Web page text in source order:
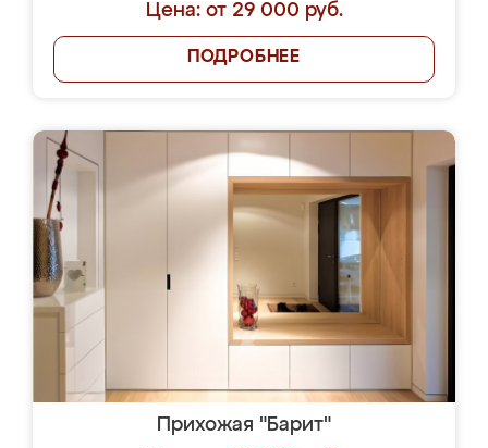
Цена: от 29 000 руб.
ПОДРОБНЕЕ
Прихожая "Барит"